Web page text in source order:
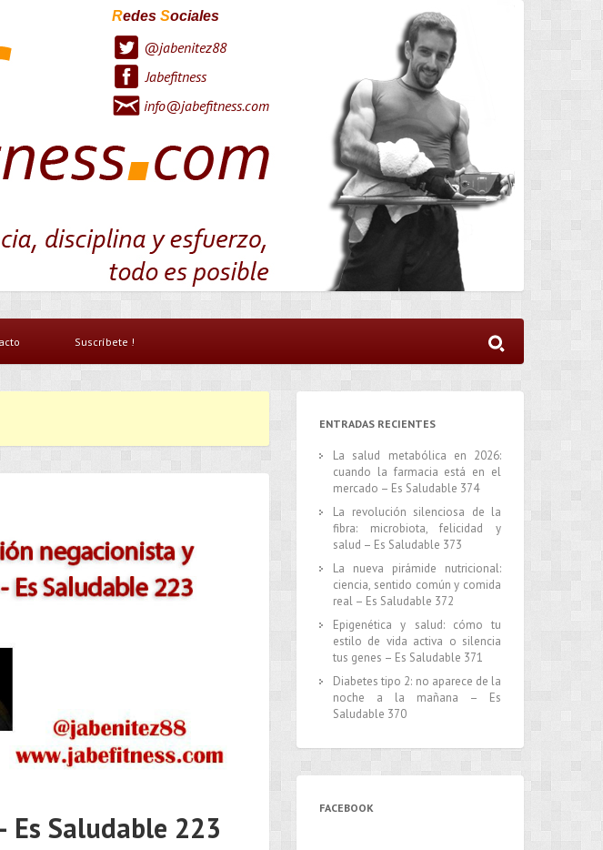
Redes Sociales
@jabenitez88
Jabefitness
info@jabefitness.com
Suscríbete !
Saludable 223
ENTRADAS RECIENTES
La salud metabólica en 2026:
cuando la farmacia está en el
mercado – Es Saludable 374
La revolución silenciosa de la
fibra: microbiota, felicidad y
salud – Es Saludable 373
La nueva pirámide nutricional:
ciencia, sentido común y comida
real – Es Saludable 372
Epigenética y salud: cómo tu
estilo de vida activa o silencia
tus genes – Es Saludable 371
Diabetes tipo 2: no aparece de la
noche a la mañana – Es
Saludable 370
FACEBOOK